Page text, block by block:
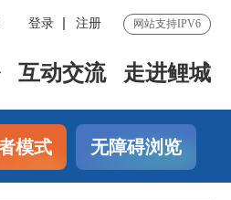
登录 注册 网站支持IPV6
互动交流 走进鲤城
模式 无障碍浏览